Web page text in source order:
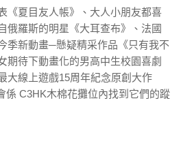
《夏目友人帳》、大人小朋友都喜
俄羅斯的明星《大耳查布》、法國
季新動畫─懸疑精采作品《只有我不
期待下動畫化的男高中生校園喜劇
大線上遊戲15周年紀念原創大作
係 C3HK木棉花攤位內找到它們的蹤